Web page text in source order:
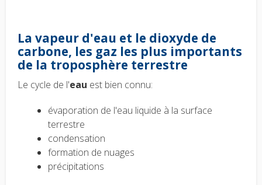
La vapeur d'eau et le dioxyde de
carbone, les gaz les plus importants
de la troposphère terrestre
Le cycle de l'eau est bien connu:
évaporation de l'eau liquide à la surface
terrestre
condensation
formation de nuages
précipitations